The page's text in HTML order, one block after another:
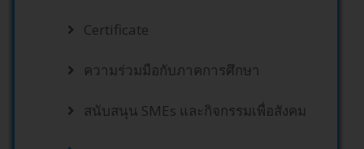
Certificate
ความร่วมมือกับภาคการศึกษา
สนับสนุน SMEs และกิจกรรมเพื่อสังคม